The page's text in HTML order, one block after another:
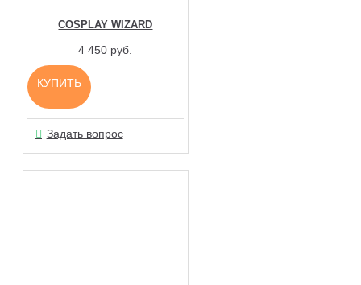
COSPLAY WIZARD
4 450 руб.
КУПИТЬ
Задать вопрос